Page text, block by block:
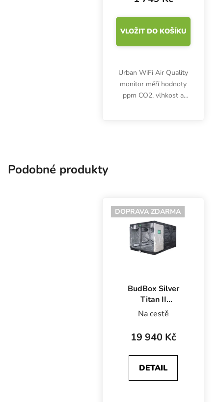
VLOŽIT DO KOŠÍKU
Urban WiFi Air Quality
monitor měří hodnoty
ppm CO2, vlhkost a
Podobné produkty
DOPRAVA ZDARMA
BudBox Silver
Titan II
240x360x200 cm,
Na cestě
19 940 Kč
DETAIL